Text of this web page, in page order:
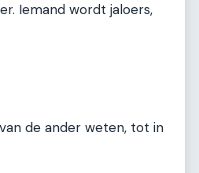
Iemand wordt jaloers,
de ander weten, tot in